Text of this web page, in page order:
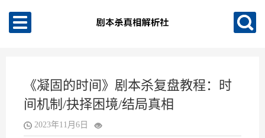
《凝固的时间》剧本杀复盘教程：时
间机制/抉择困境/结局真相
2023年11月6日